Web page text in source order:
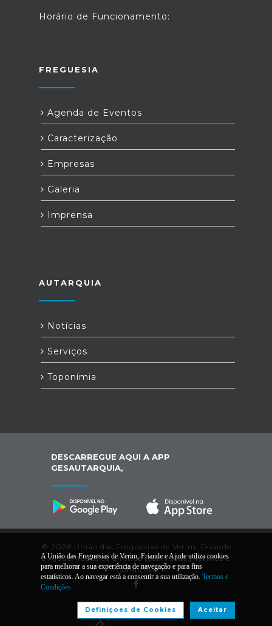
Horário de Funcionamento:
FREGUESIA
Agenda de Eventos
Caracterização
Empresas
Galeria
Imprensa
AUTARQUIA
Notícias
Serviços
Toponímia
DESCARREGUE AQUI A APP
GESAUTARQUIA,
© 2026 União das Freguesias de Verim, Friande
e Ajude. Todos os direitos reservados |Termos e
Condições
Desenvolvido por:
A União das Freguesias de Verim, Friande e Ajude utiliza cookies
para melhorar a sua experiência de navegação e para fins
estatísticos. Ao navegar está a consentir a sua utilização. Termos e
Condições
Aceitar
Definiçoes de Cookies